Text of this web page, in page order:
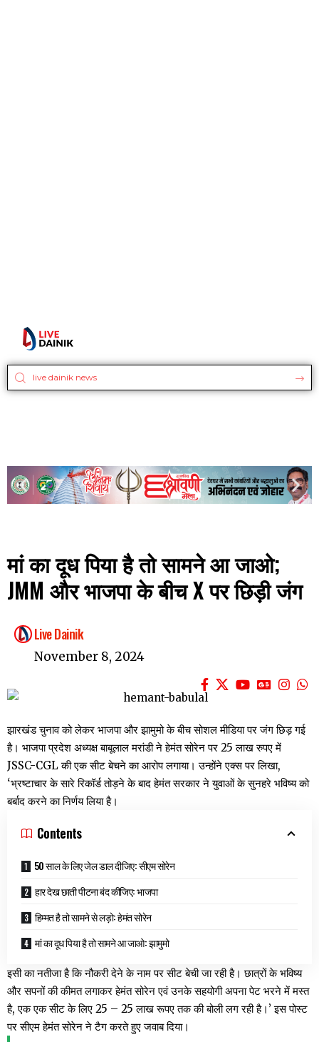
मां का दूध पिया है तो सामने आ जाओ;
JMM और भाजपा के बीच X पर छिड़ी जंग
Live Dainik
November 8, 2024
झारखंड चुनाव को लेकर भाजपा और झामुमो के बीच सोशल मीडिया पर जंग छिड़ गई
है। भाजपा प्रदेश अध्यक्ष बाबूलाल मरांडी ने हेमंत सोरेन पर 25 लाख रुपए में
JSSC-CGL की एक सीट बेचने का आरोप लगाया। उन्होंने एक्स पर लिखा,
‘भ्रष्टाचार के सारे रिकॉर्ड तोड़ने के बाद हेमंत सरकार ने युवाओं के सुनहरे भविष्य को
बर्बाद करने का निर्णय लिया है।
Contents
50 साल के लिए जेल डाल दीजिए: सीएम सोरेन
हार देख छाती पीटना बंद कीजिए: भाजपा
हिम्मत है तो सामने से लड़ो: हेमंत सोरेन
मां का दूध पिया है तो सामने आ जाओ: झामुमो
इसी का नतीजा है कि नौकरी देने के नाम पर सीट बेची जा रही है। छात्रों के भविष्य
और सपनों की कीमत लगाकर हेमंत सोरेन एवं उनके सहयोगी अपना पेट भरने में मस्त
है, एक एक सीट के लिए 25 – 25 लाख रूपए तक की बोली लग रही है।’ इस पोस्ट
पर सीएम हेमंत सोरेन ने टैग करते हुए जवाब दिया।